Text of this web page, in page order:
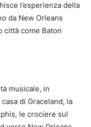
l’esperienza della
da New Orleans
città come Baton
musicale, in
di Graceland, la
le crociere sul